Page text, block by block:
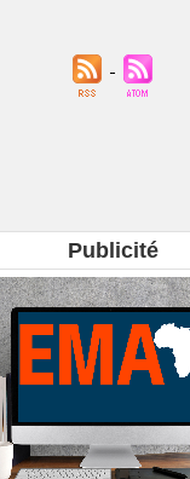
Publicité